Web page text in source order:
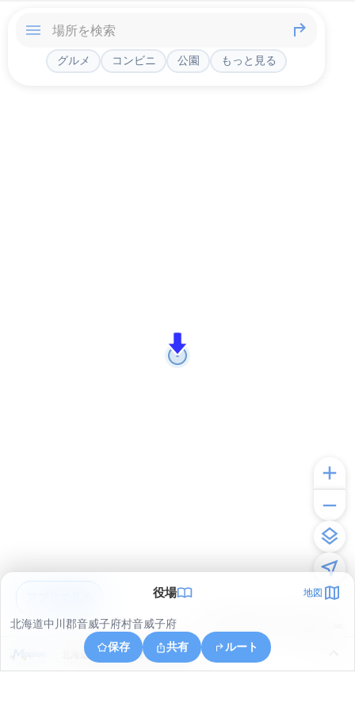
グルメ コンビニ 公園 もっと見る
役場 地図
北海道中川郡音威子府村音威子府
保存
共有 ルート
北海道中川郡音威子府村物満内